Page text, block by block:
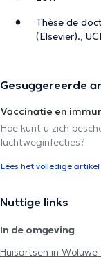
Thèse de
(Elsevier).,
Gesuggereerde
Vaccinatie en
Hoe kunt u zich
luchtweginfecties?
Lees het volledige artikel
Nuttige links
In de omgeving
Huisartsen in